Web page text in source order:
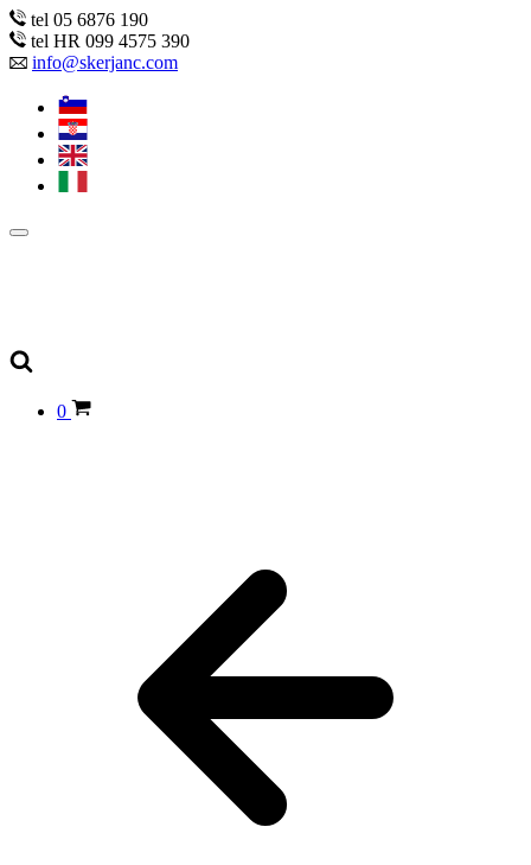
tel 05 6876 190
tel HR 099 4575 390
info@skerjanc.com
0